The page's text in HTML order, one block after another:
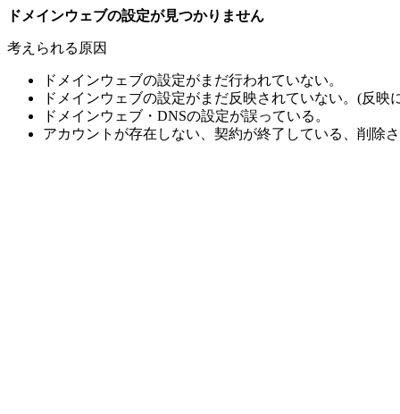
ドメインウェブの設定が見つかりません
考えられる原因
ドメインウェブの設定がまだ行われていない。
ドメインウェブの設定がまだ反映されていない。(反
ドメインウェブ・DNSの設定が誤っている。
アカウントが存在しない、契約が終了している、削除